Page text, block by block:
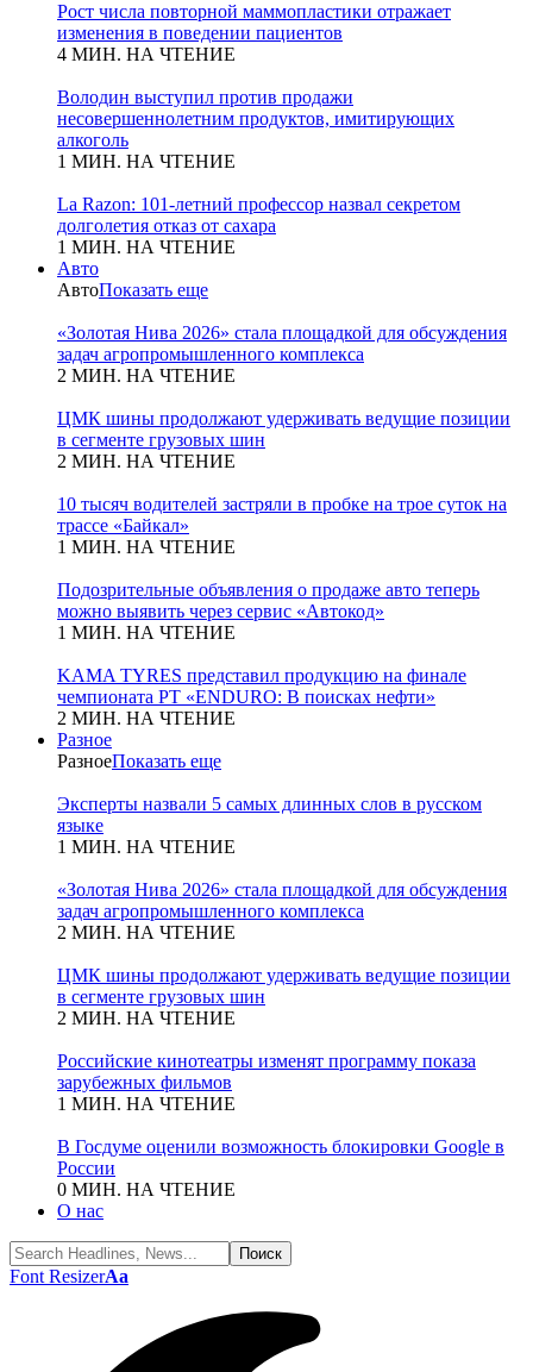
Рост числа повторной маммопластики отражает
изменения в поведении пациентов
4 МИН. НА ЧТЕНИЕ
Володин выступил против продажи
несовершеннолетним продуктов, имитирующих
алкоголь
1 МИН. НА ЧТЕНИЕ
La Razon: 101-летний профессор назвал секретом
долголетия отказ от сахара
1 МИН. НА ЧТЕНИЕ
Авто
АвтоПоказать еще
«Золотая Нива 2026» стала площадкой для обсуждения
задач агропромышленного комплекса
2 МИН. НА ЧТЕНИЕ
ЦМК шины продолжают удерживать ведущие позиции
в сегменте грузовых шин
2 МИН. НА ЧТЕНИЕ
10 тысяч водителей застряли в пробке на трое суток на
трассе «Байкал»
1 МИН. НА ЧТЕНИЕ
Подозрительные объявления о продаже авто теперь
можно выявить через сервис «Автокод»
1 МИН. НА ЧТЕНИЕ
KAMA TYRES представил продукцию на финале
чемпионата РТ «ENDURO: В поисках нефти»
2 МИН. НА ЧТЕНИЕ
Разное
РазноеПоказать еще
Эксперты назвали 5 самых длинных слов в русском
языке
1 МИН. НА ЧТЕНИЕ
«Золотая Нива 2026» стала площадкой для обсуждения
задач агропромышленного комплекса
2 МИН. НА ЧТЕНИЕ
ЦМК шины продолжают удерживать ведущие позиции
в сегменте грузовых шин
2 МИН. НА ЧТЕНИЕ
Российские кинотеатры изменят программу показа
зарубежных фильмов
1 МИН. НА ЧТЕНИЕ
В Госдуме оценили возможность блокировки Google в
России
0 МИН. НА ЧТЕНИЕ
О нас
Font ResizerAa